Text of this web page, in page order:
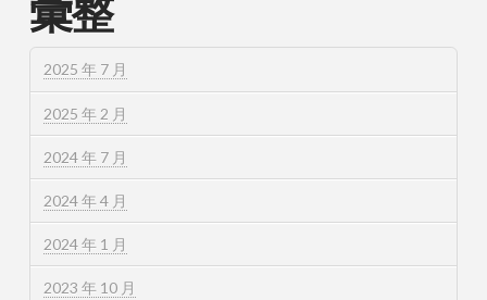
彙整
2025 年 7 月
2025 年 2 月
2024 年 7 月
2024 年 4 月
2024 年 1 月
2023 年 10 月